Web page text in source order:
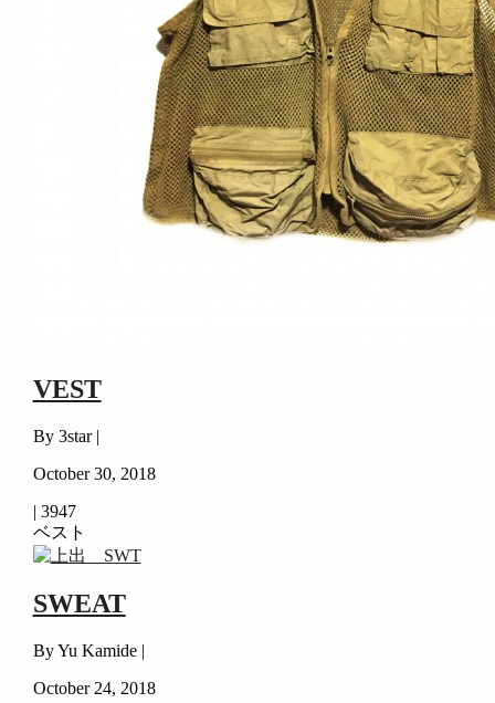
VEST
By 3star |
October 30, 2018
| 3947
ベスト
SWEAT
By Yu Kamide |
October 24, 2018